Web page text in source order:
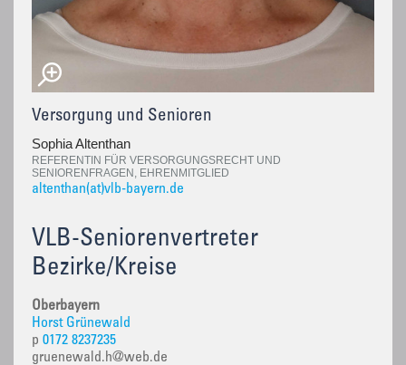
Versorgung und Senioren
Sophia Altenthan
REFERENTIN FÜR VERSORGUNGSRECHT UND
SENIORENFRAGEN, EHRENMITGLIED
altenthan(at)vlb-bayern.de
VLB-Seniorenvertreter
Bezirke/Kreise
Oberbayern
Horst Grünewald
p 0172 8237235
gruenewald.h@web.de